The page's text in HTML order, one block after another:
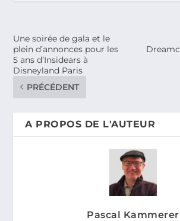
Une soirée de gala et le
plein d’annonces pour les
5 ans d’Insidears à
Disneyland Paris
PRÉCÉDENT
A PROPOS DE L'AUTEUR
Pascal Kammerer